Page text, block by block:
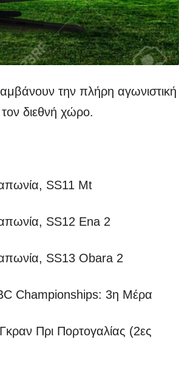
την πλήρη αγωνιστική
διεθνή χώρο.
SS11 Mt
SS12 Ena 2
SS13 Obara 2
Championships: 3η Μέρα
Πρι Πορτογαλίας (2ες